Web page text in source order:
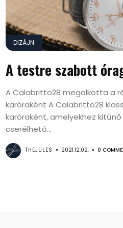
DIZÁJN
A testre szabott
A Calabritto28 megalkotta a
karóraként A Calabritto28
karóraként, amelyekhez
cserélhető...
THEJULES 2021.12.02. 0